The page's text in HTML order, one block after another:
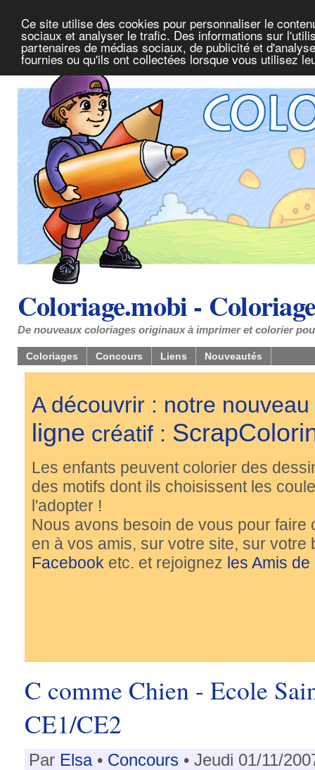
Ce site utilise des cookies pour personnaliser le
sociaux et analyser le trafic. Des informations sur
partenaires de médias sociaux, de publicité et
fournies ou qu'ils ont collectées lorsque vous utilisez
Coloriage.mobi -
De nouveaux coloriages originaux à imprimer et colorier
Coloriages Concours Liens Nouveautés
A découvrir : notre
ligne créatif :
Les enfants peuvent colorier des
des motifs dont ils choisissent les
l'adopter !
Nous avons besoin de vous pour
en à vos amis, sur votre site, sur
Facebook etc. et rejoignez les Amis
C comme Chien - Ecole
CE1/CE2
Par Elsa• Concours • Jeudi 01/11/